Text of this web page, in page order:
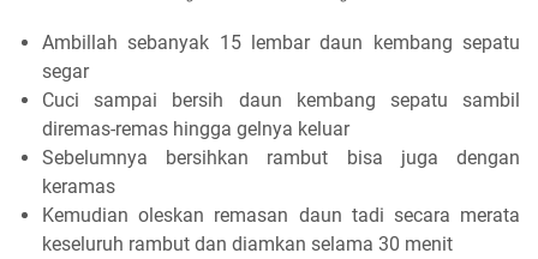
Ambillah sebanyak 15 lembar daun kembang sepatu
segar
Cuci sampai bersih daun kembang sepatu sambil
diremas-remas hingga gelnya keluar
Sebelumnya bersihkan rambut bisa juga dengan
keramas
Kemudian oleskan remasan daun tadi secara merata
keseluruh rambut dan diamkan selama 30 menit